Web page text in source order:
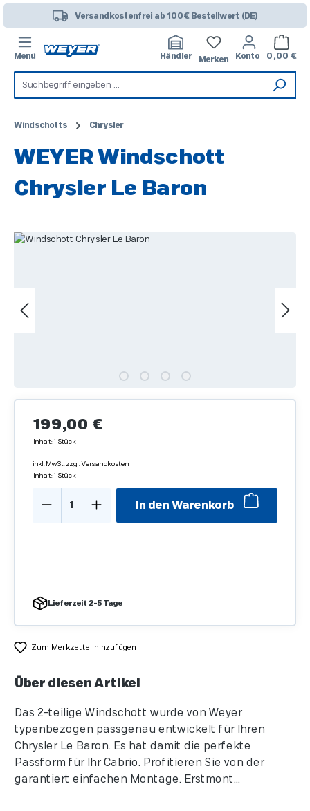
Zum Hauptinhalt springenVersandkostenfrei ab 100€ Bestellwert (DE)
Menü Händler Merken Konto 0,00 €
Windschotts Chrysler
WEYER Windschott
Chrysler Le Baron
Bildergalerie überspringen
Regulärer Preis:
199,00 €
Inhalt:1 Stück
inkl. MwSt. zzgl. Versandkosten
Inhalt:1 Stück
Produkt Anzahl: Gib den gewünschten
In den Warenkorb
Lieferzeit 2-5 Tage
Zum Merkzettel hinzufügen
Über diesen Artikel
Das 2-teilige Windschott wurde von Weyer
typenbezogen passgenau entwickelt für Ihren
Chrysler Le Baron. Es hat damit die perfekte
Passform für Ihr Cabrio. Profitieren Sie von der
garantiert einfachen Montage. Erstmont...